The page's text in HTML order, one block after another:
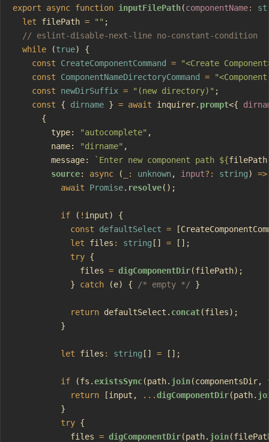
export async function inputFilePath(componentName:
  let
filePath = "" ;
  // eslint-disable-next-line no-constant-condition
  while
(true) {
    const
CreateComponentCommand = "<Create
    const
ComponentNameDirectoryCommand =
    const
newDirSuffix = "(new directory)" ;
    const
{ dirname } = await inquirer. prompt<{
      {
        type:
"autocomplete" ,
        name:
"dirname" ,
        message:
`Enter new component path ${filePath
        source
: async ( : unknown, input?: string) =>
          await
Promise. resolve();
          if
( ! input) {
            const
defaultSelect =
            let
files : string [] = [];
            try
{
              files
= digComponentDir(filePath);
            }
catch (e) { /* empty */ }
            return
defaultSelect. concat(files);
          }
          let
files : string [] = [];
          if
(fs.existsSync(path. join
            return
[input, ...digComponentDir(path.
          }
          try
{
            files
= digComponentDir(path. join